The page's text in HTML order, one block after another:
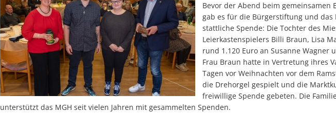
Bevor der Abend beim gemeinsamen
gab es für die Bürgerstiftung und das
stattliche Spende: Die Tochter des
Leierkastenspielers Billi Braun, Lisa
rund 1.120 Euro an Susanne Wagner
Frau Braun hatte in Vertretung ihres
Tagen vor Weihnachten vor dem
die Drehorgel gespielt und die
freiwillige Spende gebeten. Die
unterstützt das MGH seit vielen Jahren mit gesammelten Spenden.